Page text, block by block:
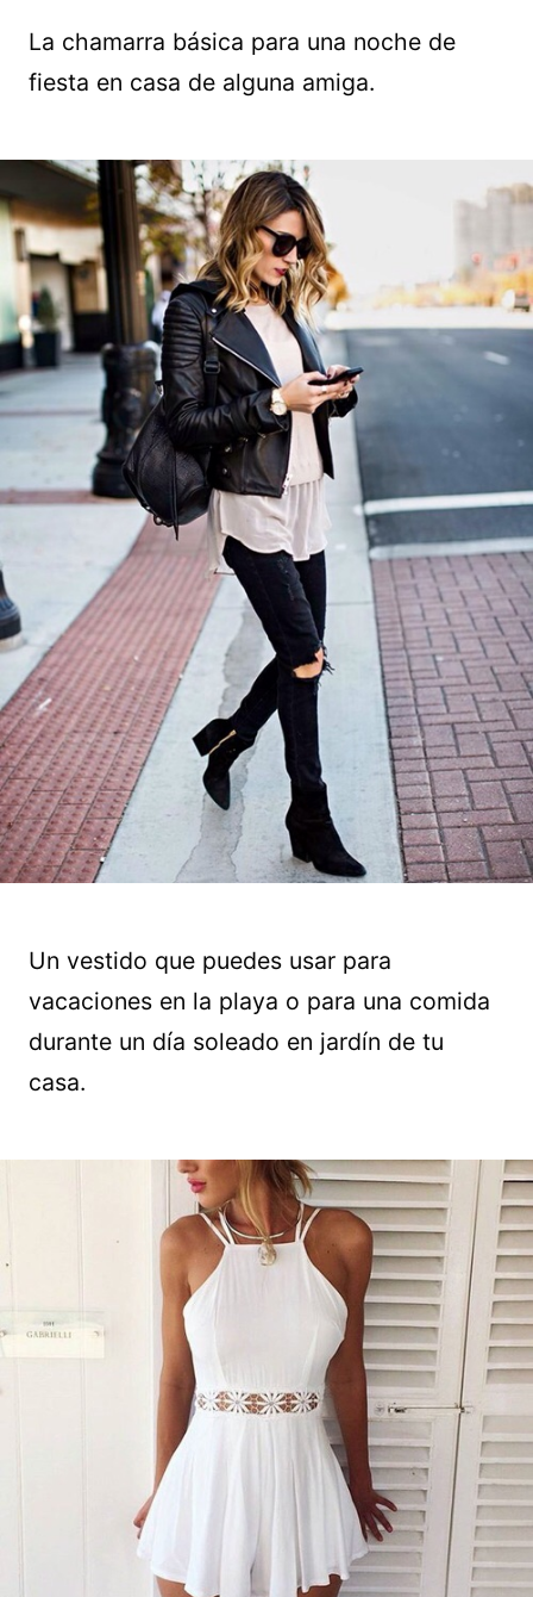
La chamarra básica para una noche de
fiesta en casa de alguna amiga.
Un vestido que puedes usar para
vacaciones en la playa o para una comida
durante un día soleado en jardín de tu
casa.